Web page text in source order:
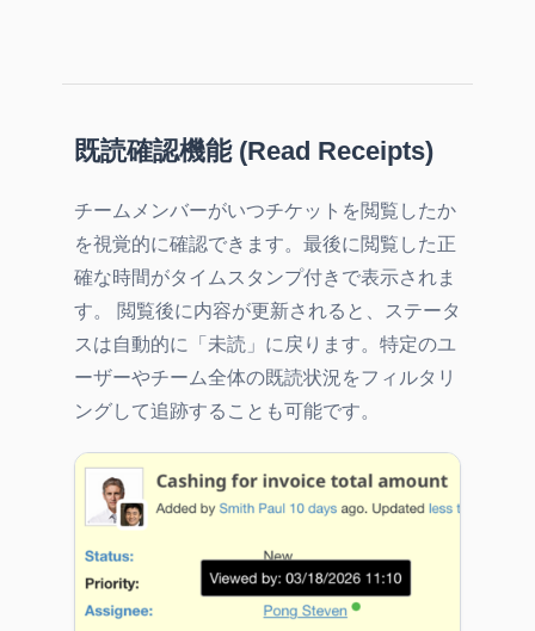
既読確認機能 (Read Receipts)
チームメンバーがいつチケットを閲覧したか
を視覚的に確認できます。最後に閲覧した正
確な時間がタイムスタンプ付きで表示されま
す。 閲覧後に内容が更新されると、ステータ
スは自動的に「未読」に戻ります。特定のユ
ーザーやチーム全体の既読状況をフィルタリ
ングして追跡することも可能です。